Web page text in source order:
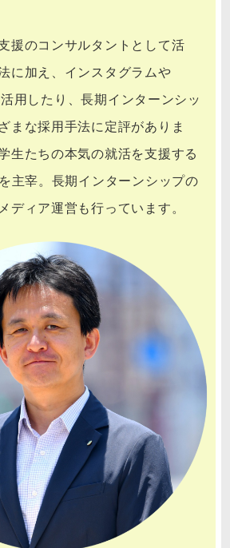
援のコンサルタントとして活
に加え、インスタグラムや
用したり、長期インターンシッ
まな採用手法に定評がありま
生たちの本気の就活を支援する
主宰。長期インターンシップの
ディア運営も行っています。